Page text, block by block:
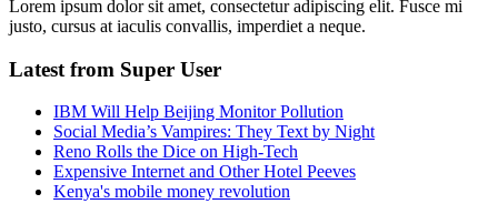
Lorem ipsum dolor sit amet, consectetur adipiscing elit. Fusce mi
justo, cursus at iaculis convallis, imperdiet a neque.
Latest from Super User
IBM Will Help Beijing Monitor Pollution
Social Media’s Vampires: They Text by Night
Reno Rolls the Dice on High-Tech
Expensive Internet and Other Hotel Peeves
Kenya's mobile money revolution